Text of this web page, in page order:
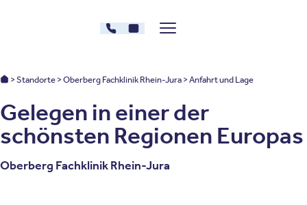
07761 - 9174007
Kontakt
Menü zeigen/verstecken
Oberberg Kliniken: Startseite
Standorte Oberberg Fachklinik Rhein-Jura Anfahrt und Lage
Gelegen in einer der
schönsten Regionen Europas
Oberberg Fachklinik Rhein-Jura